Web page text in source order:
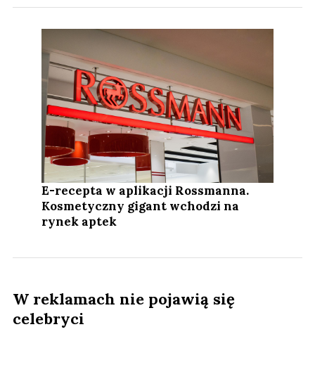
E-recepta w aplikacji Rossmanna.
Kosmetyczny gigant wchodzi na
rynek aptek
W reklamach nie pojawią się
celebryci